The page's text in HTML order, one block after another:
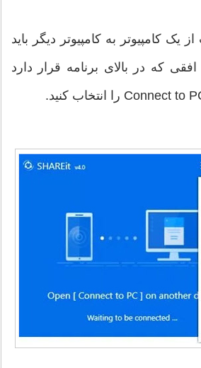
یک کامپیوتر به کامپیوتر دیگر باید
که در بالای برنامه قرار دارد